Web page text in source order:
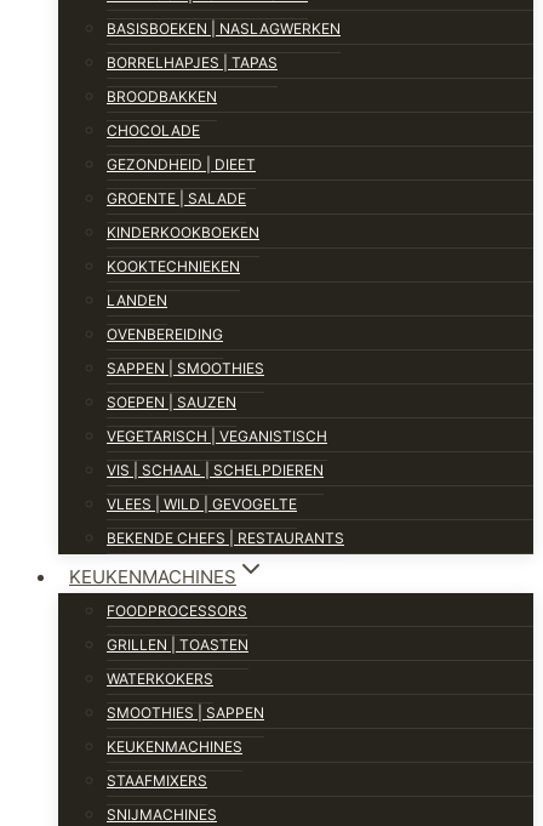
BASISBOEKEN | NASLAGWERKEN
BORRELHAPJES | TAPAS
BROODBAKKEN
CHOCOLADE
GEZONDHEID | DIEET
GROENTE | SALADE
KINDERKOOKBOEKEN
KOOKTECHNIEKEN
LANDEN
OVENBEREIDING
SAPPEN | SMOOTHIES
SOEPEN | SAUZEN
VEGETARISCH | VEGANISTISCH
VIS | SCHAAL | SCHELPDIEREN
VLEES | WILD | GEVOGELTE
BEKENDE CHEFS | RESTAURANTS
KEUKENMACHINES
FOODPROCESSORS
GRILLEN | TOASTEN
WATERKOKERS
SMOOTHIES | SAPPEN
KEUKENMACHINES
STAAFMIXERS
SNIJMACHINES